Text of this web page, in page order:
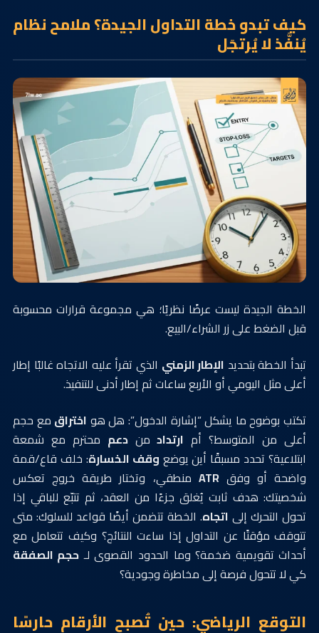
كيف تبدو خطة التداول الجيدة؟ ملامح نظام
يُنفَّذ لا يُرتجَل
الخطة الجيدة ليست عرضًا نظريًا؛ هي مجموعة قرارات محسوبة
قبل الضغط على زر الشراء/البيع.
تبدأ الخطة بتحديد الإطار الزمني الذي تقرأ عليه الاتجاه غالبًا إطار
أعلى مثل اليومي أو الأربع ساعات ثم إطار أدنى للتنفيذ.
تكتب بوضوح ما يشكل “إشارة الدخول”: هل هو اختراق مع حجم
أعلى من المتوسط؟ أم ارتدادمندعم محترم مع شمعة
ابتلاعية؟ تحدد مسبقًا أين يوضع وقف الخسارة: خلف قاع/قمة
واضحة أو وفقATR منطقي، وتختار طريقة خروج تعكس
شخصيتك: هدف ثابت يُغلق جزءًا من العقد، ثم تتبّع للباقي إذا
تحول التحرك إلى اتجاه. الخطة تتضمن أيضًا قواعد للسلوك: متى
تتوقف مؤقتًا عن التداول إذا ساءت النتائج؟ وكيف تتعامل مع
أحداث تقويمية ضخمة؟ وما الحدود القصوى لـ حجم الصفقة
كي لا تتحول فرصة إلى مخاطرة وجودية؟
التوقع الرياضي: حين تُصبح الأرقام حارسًا